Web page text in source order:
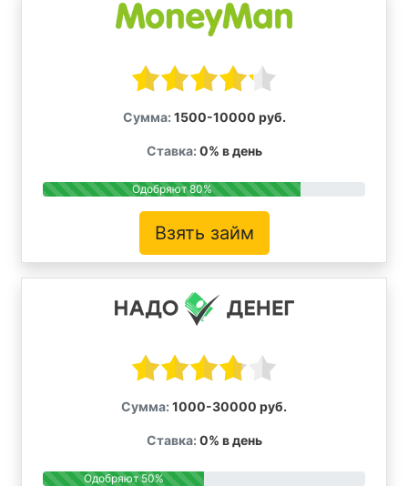
Сумма: 1500-10000 руб.
Ставка: 0% в день
Одобряют 80%
Взять займ
Сумма: 1000-30000 руб.
Ставка: 0% в день
Одобряют 50%